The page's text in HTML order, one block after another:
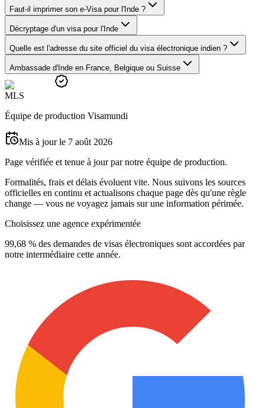
Faut-il imprimer son e-Visa pour l'Inde ?
Décryptage d'un visa pour l'Inde
Quelle est l'adresse du site officiel du visa électronique indien ?
Ambassade d'Inde en France, Belgique ou Suisse
MLS
Équipe de production Visamundi
Mis à jour le 7 août 2026
Page vérifiée et tenue à jour par notre équipe de production.
Formalités, frais et délais évoluent vite. Nous suivons les sources
officielles en continu et actualisons chaque page dès qu'une règle
change — vous ne voyagez jamais sur une information périmée.
Choisissez une agence expérimentée
99,68 % des demandes de visas électroniques sont accordées par
notre intermédiaire cette année.